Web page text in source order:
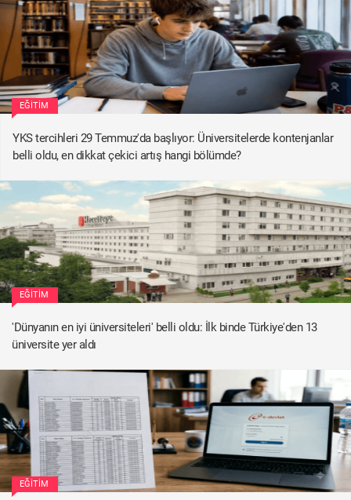
EĞITIM
YKS tercihleri 29 Temmuz'da başlıyor: Üniversitelerde kontenjanlar
belli oldu, en dikkat çekici artış hangi bölümde?
EĞITIM
'Dünyanın en iyi üniversiteleri' belli oldu: İlk binde Türkiye'den 13
üniversite yer aldı
EĞITIM